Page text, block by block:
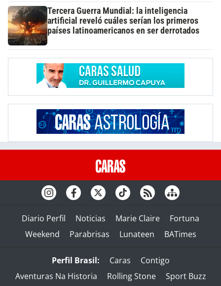
Tercera Guerra Mundial: la inteligencia
artificial reveló cuáles serían los primeros
países latinoamericanos en ser derrotados
Diario Perfil Noticias Marie Claire
Fortuna
Weekend
Parabrisas Lunateen BATimes
Perfil Brasil: Caras
Contigo
Aventuras Na Historia
Rolling Stone Sport Buzz